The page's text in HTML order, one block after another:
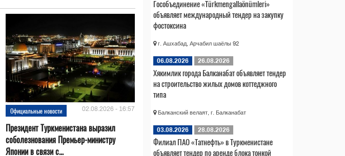
Официальные новости 02.08.2026 - 16:57
Президент Туркменистана выразил
соболезнования Премьер-министру
Японии в связи с...
Гособъединение «Türkmengallaönümleri»
объявляет международный тендер на закупку
фостоксина
г. Ашхабад, Арчабил шаёлы 92
06.08.2026 26.08.2026
Хякимлик города Балканабат объявляет тендер
на строительство жилых домов коттеджного
типа
Балканский велаят, г. Балканабат
03.08.2026 28.08.2026
Филиал ПАО «Татнефть» в Туркменистане
объявляет тендер по аренде блока тонкой